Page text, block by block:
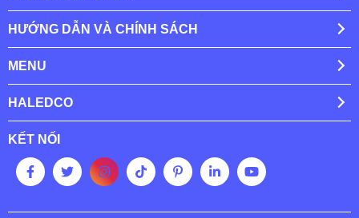
HƯỚNG DẪN VÀ CHÍNH SÁCH
MENU
HALEDCO
KẾT NỐI